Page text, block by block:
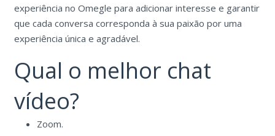
experiência no Omegle para adicionar interesse e garantir
que cada conversa corresponda à sua paixão por uma
experiência única e agradável.
Qual o melhor chat
vídeo?
Zoom.